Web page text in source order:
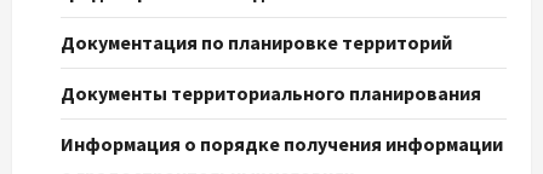
Документация по планировке территорий
Документы территориального планирования
Информация о порядке получения информации